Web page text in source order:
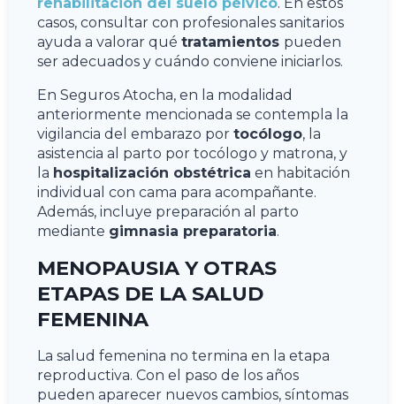
casos, consultar con profesionales sanitarios
ayuda a valorar qué tratamientos pueden
ser adecuados y cuándo conviene iniciarlos.
En Seguros Atocha, en la modalidad
anteriormente mencionada se contempla la
vigilancia del embarazo por tocólogo, la
asistencia al parto por tocólogo y matrona, y
la hospitalización obstétrica en habitación
individual con cama para acompañante.
Además, incluye preparación al parto
mediante gimnasia preparatoria.
MENOPAUSIA Y OTRAS
ETAPAS DE LA SALUD
FEMENINA
La salud femenina no termina en la etapa
reproductiva. Con el paso de los años
pueden aparecer nuevos cambios, síntomas